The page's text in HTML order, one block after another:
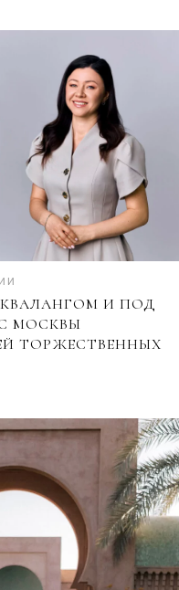
И ПОД
МОСКВЫ
ТОРЖЕСТВЕННЫХ